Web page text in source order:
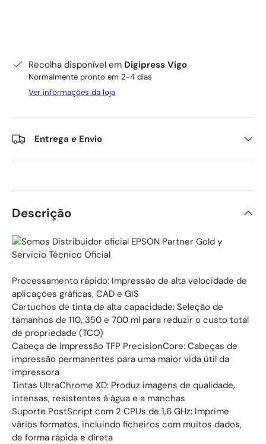
Recolha disponível em Digipress Vigo
Normalmente pronto em 2-4 dias
Ver informações da loja
Entrega e Envio
Descrição
Processamento rápido: Impressão de alta velocidade de
aplicações gráficas, CAD e GIS
Cartuchos de tinta de alta capacidade: Seleção de
tamanhos de 110, 350 e 700 ml para reduzir o custo total
de propriedade (TCO)
Cabeça de impressão TFP PrecisionCore: Cabeças de
impressão permanentes para uma maior vida útil da
impressora
Tintas UltraChrome XD: Produz imagens de qualidade,
intensas, resistentes à água e a manchas
Suporte PostScript com 2 CPUs de 1,6 GHz: Imprime
vários formatos, incluindo ficheiros com muitos dados,
de forma rápida e direta